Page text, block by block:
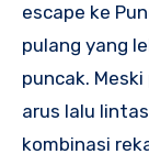
escape ke
pulang yang
puncak.
arus lalu
kombinasi